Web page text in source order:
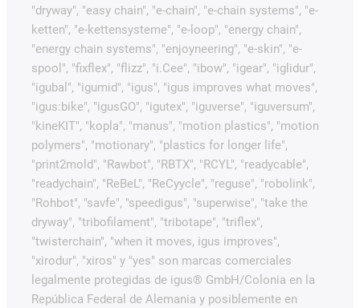
"dryway", "easy chain", "e-chain", "e-chain systems", "e-
ketten", "e-kettensysteme", "e-loop", "energy chain",
"energy chain systems", "enjoyneering", "e-skin", "e-
spool", "fixflex", "flizz", "i.Cee", "ibow", "igear", "iglidur",
"igubal", "igumid", "igus", "igus improves what moves",
"igus:bike", "igusGO", "igutex", "iguverse", "iguversum",
"kineKIT", "kopla", "manus", "motion plastics", "motion
polymers", "motionary", "plastics for longer life",
"print2mold", "Rawbot", "RBTX", "RCYL", "readycable",
"readychain", "ReBeL", "ReCyycle", "reguse", "robolink",
"Rohbot", "savfe", "speedigus", "superwise", "take the
dryway", "tribofilament", "tribotape", "triflex",
"twisterchain", "when it moves, igus improves",
"xirodur", "xiros" y "yes" son marcas comerciales
legalmente protegidas de igus® GmbH/Colonia en la
República Federal de Alemania y posiblemente en